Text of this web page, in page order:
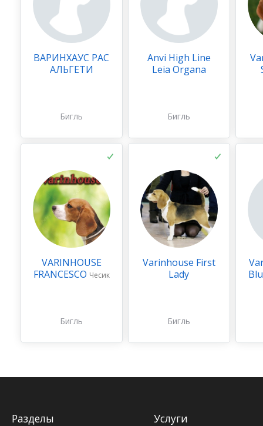
ВАРИНХАУС РАС
АЛЬГЕТИ
Бигль
Anvi High Line
Leia Organa
Бигль
VARINHOUSE
FRANCESCO Чесик
Бигль
Varinhouse First
Lady
Бигль
Разделы Услуги